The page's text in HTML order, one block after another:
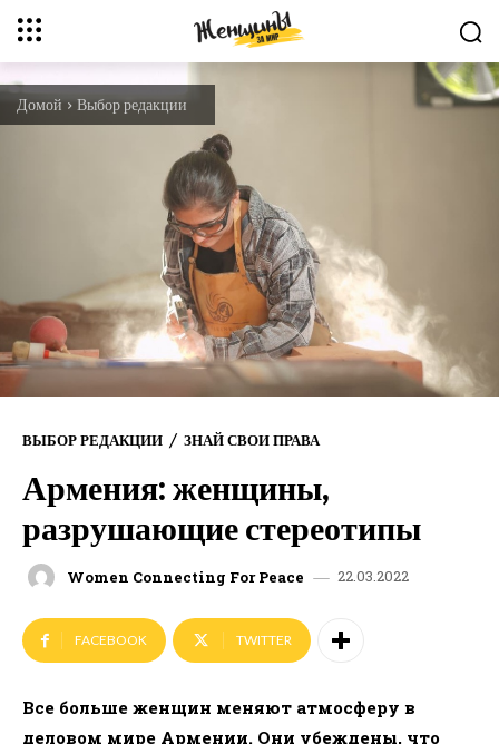
Домой Выбор редакции
ВЫБОР РЕДАКЦИИ ЗНАЙ СВОИ ПРАВА
Армения: женщины,
разрушающие стереотипы
Women Connecting For Peace 22.03.2022
FACEBOOK TWITTER
Все больше женщин меняют атмосферу в
деловом мире Армении. Они убеждены, что